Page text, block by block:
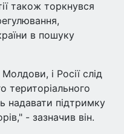
також торкнувся
в пошуку
і Росії слід
територіального
надавати підтримку
- зазначив він.